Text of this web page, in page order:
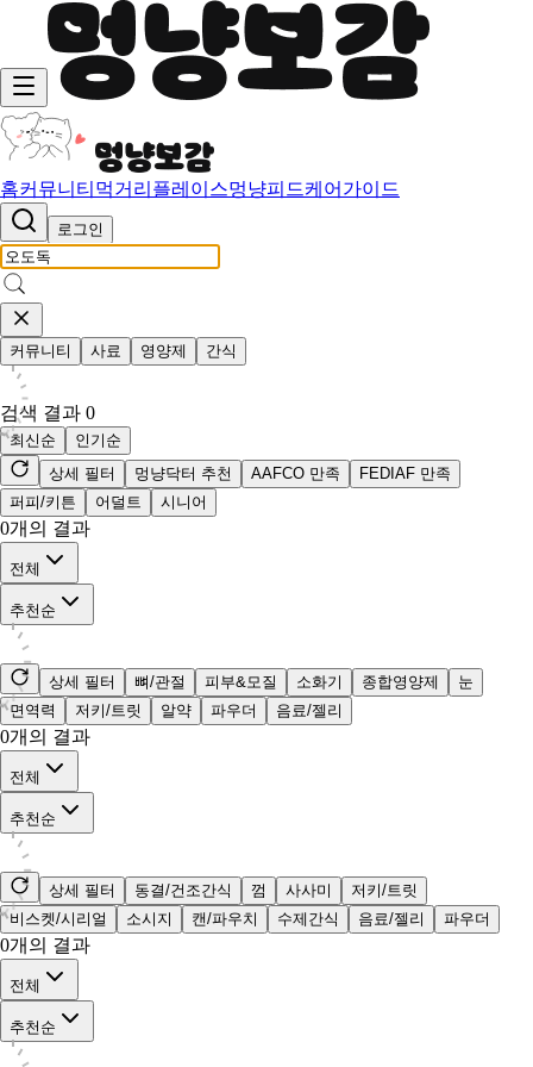
홈커뮤니티 먹거리 플레이스멍냥피드케어가이드
로그인
커뮤니티 사료 영양제 간식
검색 결과 0
최신순
인기순
상세 필터
멍냥닥터 추천 AAFCO 만족
FEDIAF 만족
퍼피/키튼
어덜트 시니어
0개의 결과
전체
추천순
상세 필터 뼈/관절 피부&모질 소화기 종합영양제
눈
면역력
저키/트릿 알약 파우더 음료/젤리
0개의 결과
전체
추천순
상세 필터 동결/건조간식 껌 사사미
저키/트릿
비스켓/시리얼
소시지 캔/파우치 수제간식 음료/젤리 파우더
0개의 결과
전체
추천순